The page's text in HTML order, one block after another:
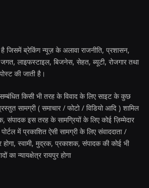
जिसमें ब्रेकिंग न्यूज़ के अलावा राजनीति, प्रशासन,
लाइफस्टाइल, बिजनेस, सेहत, ब्यूटी, रोजगार तथा
की जाती है।
किसी भी तरह के विवाद के लिए साइट के कुछ
सामग्री ( समाचार / फोटो / विडियो आदि ) शामिल
संपादक इस तरह के सामग्रियों के लिए कोई ज़िम्मेदार
में प्रकाशित ऐसी सामग्री के लिए संवाददाता /
होगा, स्वामी, मुद्रक, प्रकाशक, संपादक की कोई भी
का न्यायक्षेत्र रायपुर होगा